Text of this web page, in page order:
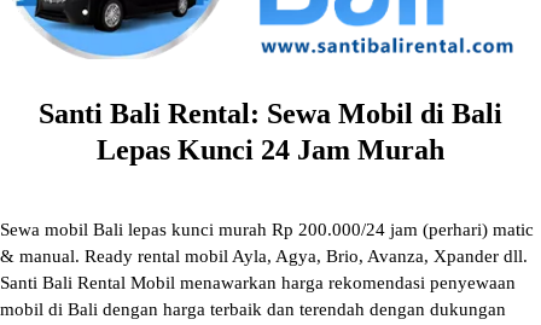
Santi Bali Rental: Sewa Mobil di Bali
Lepas Kunci 24 Jam Murah
Sewa mobil Bali lepas kunci murah Rp 200.000/24 jam (perhari) matic
& manual. Ready rental mobil Ayla, Agya, Brio, Avanza, Xpander dll.
Santi Bali Rental Mobil menawarkan harga rekomendasi penyewaan
mobil di Bali dengan harga terbaik dan terendah dengan dukungan